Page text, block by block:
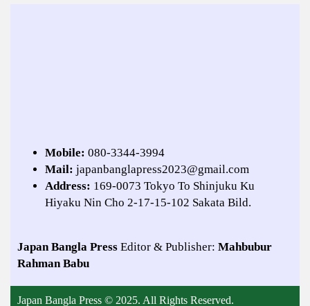
Mobile: 080-3344-3994
Mail: japanbanglapress2023@gmail.com
Address: 169-0073 Tokyo To Shinjuku Ku
Hiyaku Nin Cho 2-17-15-102 Sakata Bild.
Japan Bangla Press Editor & Publisher: Mahbubur
Rahman Babu
Japan Bangla Press © 2025. All Rights Reserved.